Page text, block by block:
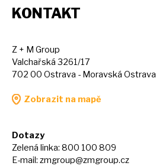
KONTAKT
Z + M Group
Valchařská 3261/17
702 00 Ostrava - Moravská Ostrava
Zobrazit na mapě
Dotazy
Zelená linka: 800 100 809
E-mail: zmgroup@zmgroup.cz